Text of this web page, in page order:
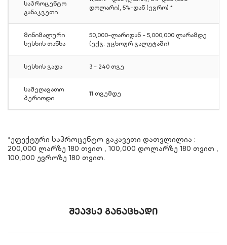
საპროცენტო
განაკვეთი
დოლარი), 5%-დან (ევრო) *
მინიმალური
სესხის თანხა
50,000-ლარიდან - 5,000,000 ლარამდე
(ექვ. უცხოურ ვალუტაში)
სესხის ვადა 3 - 240 თვე
საშეღავათო
პერიოდი
11 თვემდე
*ეფექტური საპროცენტო გაკავეთი დათვლილია :
200,000 ლარზე 180 თვით , 100,000 დოლარზე 180 თვით ,
100,000 ევროზე 180 თვით.
შეავსე განაცხადი